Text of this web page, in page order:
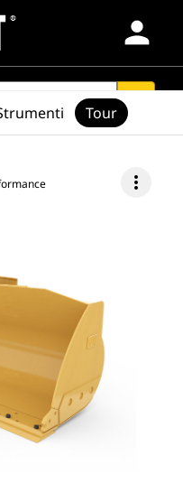
person
search
more_vert
Tour